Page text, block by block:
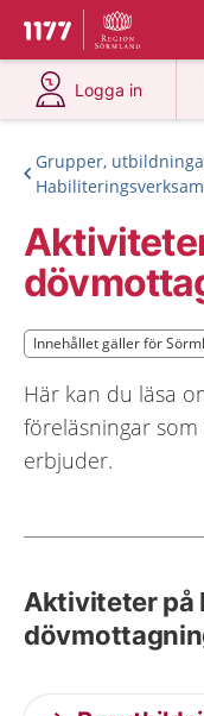
Till startsidan för
Du har valt
Logga in
på 1177.se
Grupper,
Innehållet gäller för
Innehållet gäller för
Här kan du läsa
föreläsningar
erbjuder.
Aktiviteter på